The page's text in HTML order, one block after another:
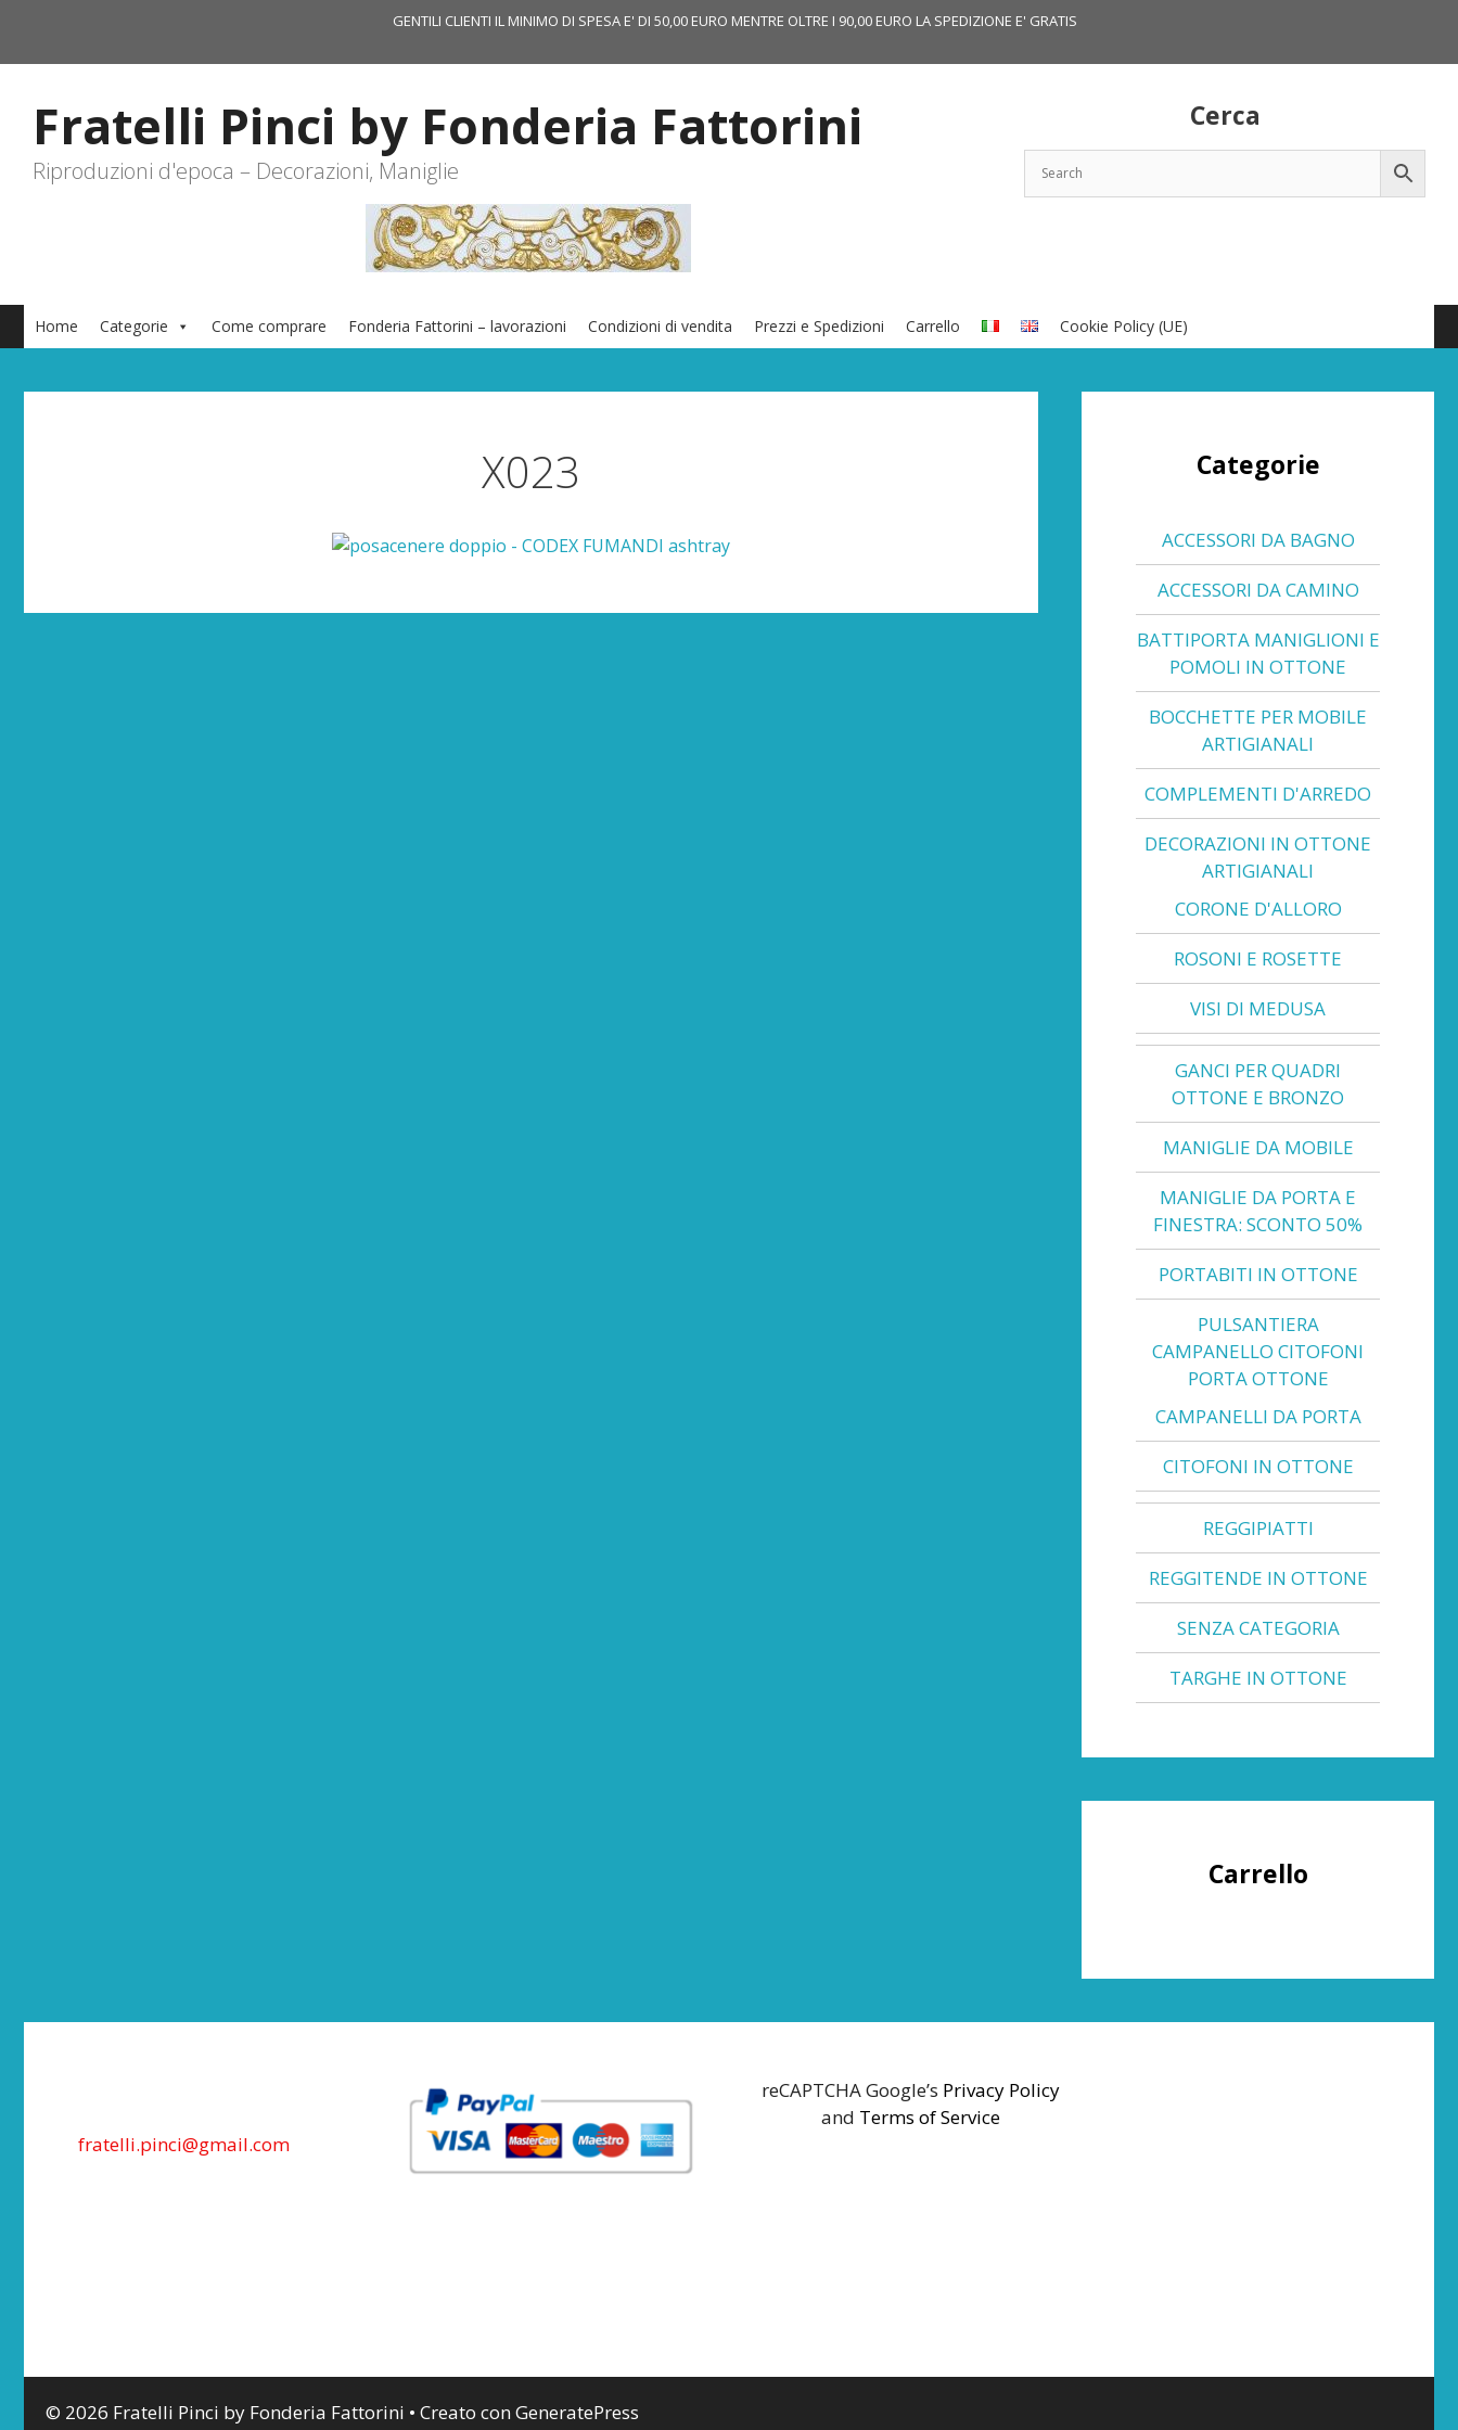
contenuto
GENTILI CLIENTI IL MINIMO DI SPESA E' DI 50,00 EURO MENTRE OLTRE I 90,00 EURO LA SPEDIZIONE E' GRATIS
Cerca
Fratelli Pinci by Fonderia Fattorini
Riproduzioni d'epoca – Decorazioni, Maniglie
Home Categorie Come comprare Fonderia Fattorini – lavorazioni Condizioni di vendita Prezzi e Spedizioni Carrello Cookie Policy (UE)
X023 Categorie
ACCESSORI DA BAGNO
ACCESSORI DA CAMINO
BATTIPORTA MANIGLIONI E
POMOLI IN OTTONE
BOCCHETTE PER MOBILE
ARTIGIANALI
COMPLEMENTI D'ARREDO
DECORAZIONI IN OTTONE
ARTIGIANALI
CORONE D'ALLORO
ROSONI E ROSETTE
VISI DI MEDUSA
GANCI PER QUADRI
OTTONE E BRONZO
MANIGLIE DA MOBILE
MANIGLIE DA PORTA E
FINESTRA: SCONTO 50%
PORTABITI IN OTTONE
PULSANTIERA
CAMPANELLO CITOFONI
PORTA OTTONE
CAMPANELLI DA PORTA
CITOFONI IN OTTONE
REGGIPIATTI
REGGITENDE IN OTTONE
SENZA CATEGORIA
TARGHE IN OTTONE
Carrello
fratelli.pinci@gmail.com
reCAPTCHA Google’s Privacy Policy
and Terms of Service
© 2026 Fratelli Pinci by Fonderia Fattorini • Creato conGeneratePress